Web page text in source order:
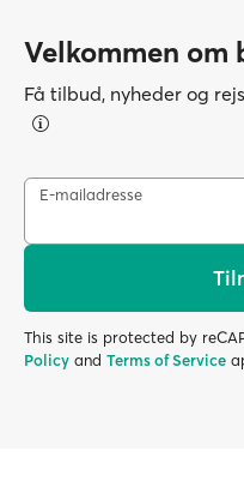
Velkommen om
Få tilbud, nyheder og
E-mailadresse
This site is protected by
Policy and Terms of Service